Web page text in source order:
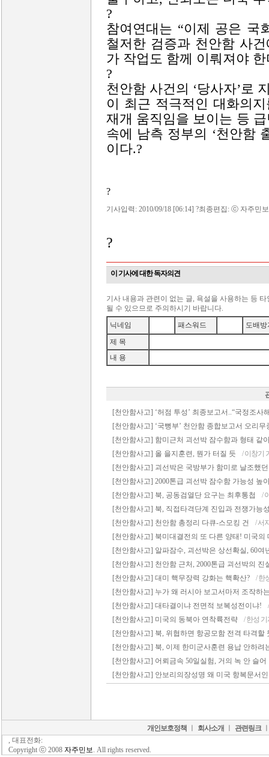
?
참여연대는 “이제 공은 국
철저한 검증과 천안함 사
가 작업도 함께 이뤄져야
?
천안함 사건의 ‘당사자’로
이 최근 적극적인 대화의
재개 움직임을 보이는 등
속에 남측 정부의 ‘천안함
이다.?
?
기사입력: 2010/09/18 [06:14] ?최종편집: ⓒ 자주민보
?
이 기사에 대한 독자의견
기사 내용과 관련이 없는 글, 욕설을 사용하는 등
될 수 있으므로 주의하시기 바랍니다.
닉네임
패스워드
도배방
제 목
내 용
[천안함사고] ‘허점 투성’ 최종보고서..“국정조사
[천안함사고] ‘국뻥부’ 천안함 종합보고서 오리무
[천안함사고] 함미근처 괴선박 잠수함과 형태 같
[천안함사고] 올 을지훈련, 뭔가 터질 듯
/ 이창기
[천안함사고] 괴선박은 국방부가 함미로 날조했
[천안함사고] 2000톤급 괴선박 잠수함 가능성 높
[천안함사고] 북, 공동검열단 요구는 최후통첩
/
[천안함사고] 북, 직접타격단계 진입과 전쟁가능
[천안함사고] 천안함 총정리 다큐-스모킹 건
/ 서
[천안함사고] 북미대결전의 또 다른 양태! 미국의
[천안함사고] 알파잠수, 괴선박은 상선확실, 60여
[천안함사고] 천안함 근처, 2000톤급 괴선박의 진
[천안함사고] 대미 핵무장력 강화는 핵확산?
/ 한
[천안함사고] 누가 왜 러시아 보고서마저 조작하
[천안함사고] 대타결이냐 전면적 보복성전이냐!
[천안함사고] 미국의 동북아 연착륙전략
/ 한성 기
[천안함사고] 북, 위협하면 항공모함 전격 타격할
[천안함사고] 북, 이제 한미군사훈련 용납 안하려
[천안함사고] 어뢰금속 50일실험, 거의 녹 안 슬어
[천안함사고] 안보리의장성명 왜 미국 항복문서
개인보호정책 회사소개 관련링크
, 대표전화:
Copyright ⓒ 2008 자주민보. All rights reserved.